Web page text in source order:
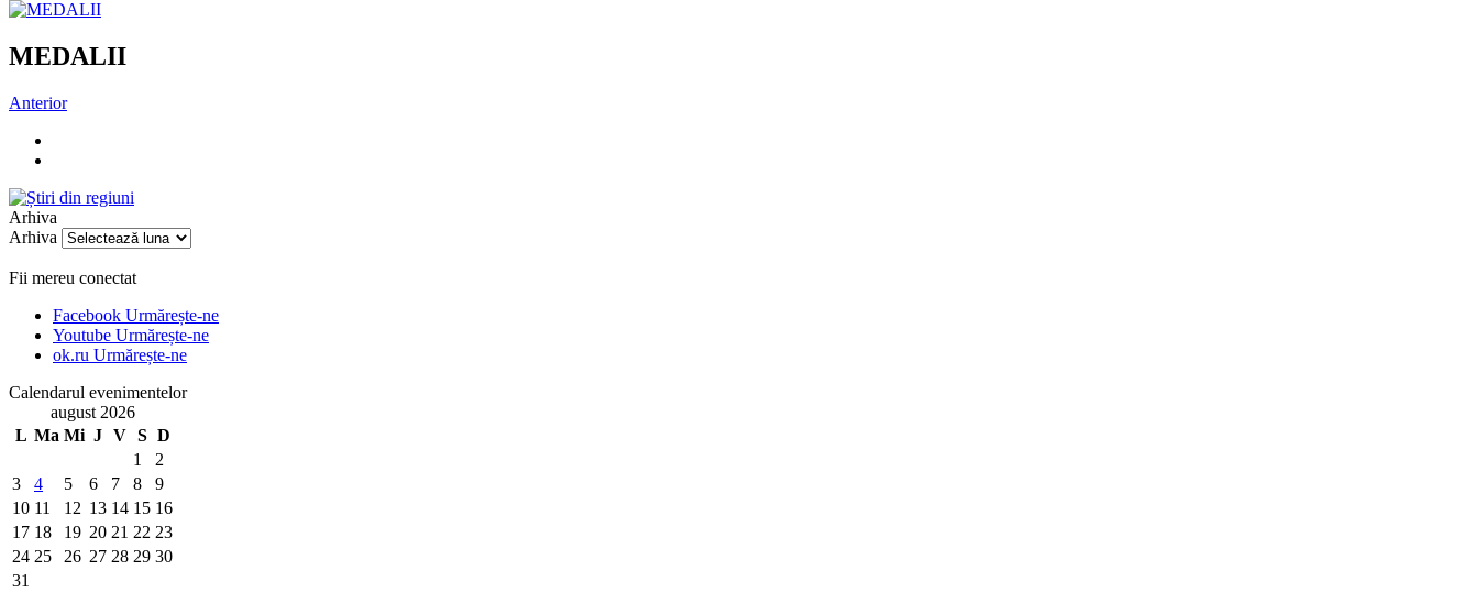
MEDALII
Anterior
Arhiva
Arhiva
Fii mereu conectat
Facebook Urmărește-ne
Youtube Urmărește-ne
ok.ru Urmărește-ne
Calendarul evenimentelor
august 2026
L Ma Mi J V S D
1
2
3
4 5 6 7 8
9
10 11 12 13 14 15 16
17 18 19 20 21 22 23
24 25 26 27 28 29 30
31